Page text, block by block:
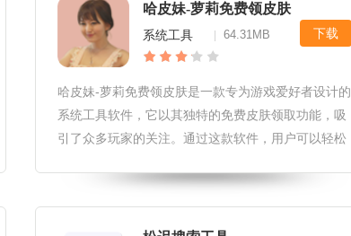
哈皮妹-萝莉免费领皮肤
系统工具 64.31MB 下载
哈皮妹-萝莉免费领皮肤是一款专为游戏爱好者设计的
系统工具软件，它以其独特的免费皮肤领取功能，吸
引了众多玩家的关注。通过这款软件，用户可以轻松
费用，即可让游戏角色焕然一新。哈皮妹-萝莉免费领
皮肤软件特性1.免费领取：